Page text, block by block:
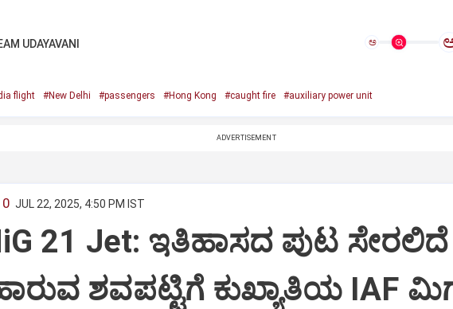
UDAYAVANI ಅ
flight #New Delhi #passengers #Hong Kong #caught fire #auxiliary power unit
ADVERTISEMENT
JUL 22, 2025, 4:50 PM IST
21 Jet: ಇತಿಹಾಸದ ಪುಟ ಸೇರಲಿದೆ
ಶವಪಟ್ಟಿಗೆ ಕುಖ್ಯಾತಿಯ IAF